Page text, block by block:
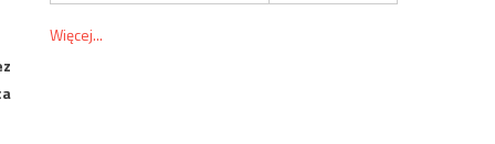
Więcej...